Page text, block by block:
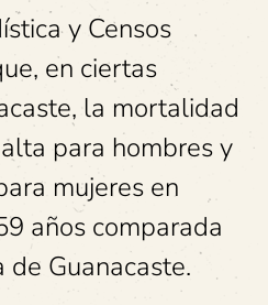
y Censos
en ciertas
la mortalidad
para hombres y
mujeres en
años comparada
de Guanacaste.